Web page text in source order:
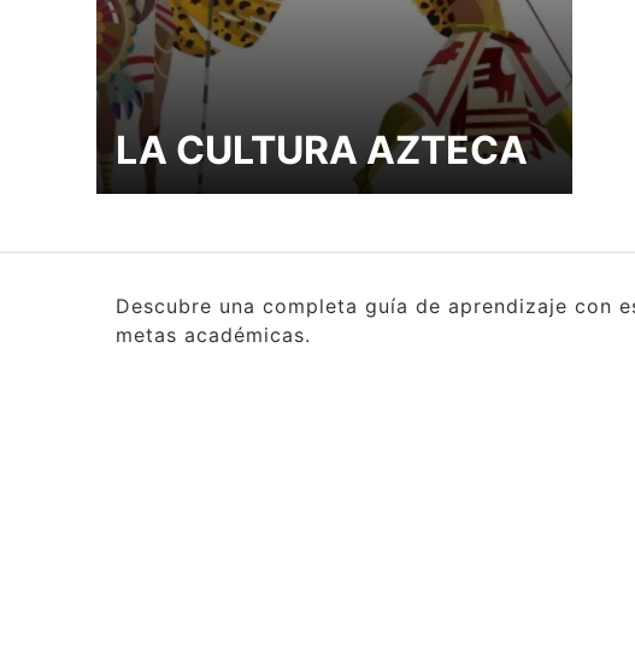
LA CULTURA AZTECA
Descubre una completa guía de aprendizaje con
metas académicas.